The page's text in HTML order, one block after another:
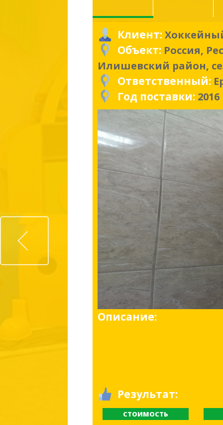
Клиент:
Объект: Россия,
Илишевский район,
Ответственный:
Год поставки: 2016
Описание:
Результат:
СТОИМОСТЬ